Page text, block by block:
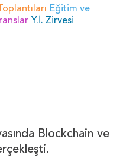
Eğitim ve
Y.İ. Zirvesi
Blockchain ve